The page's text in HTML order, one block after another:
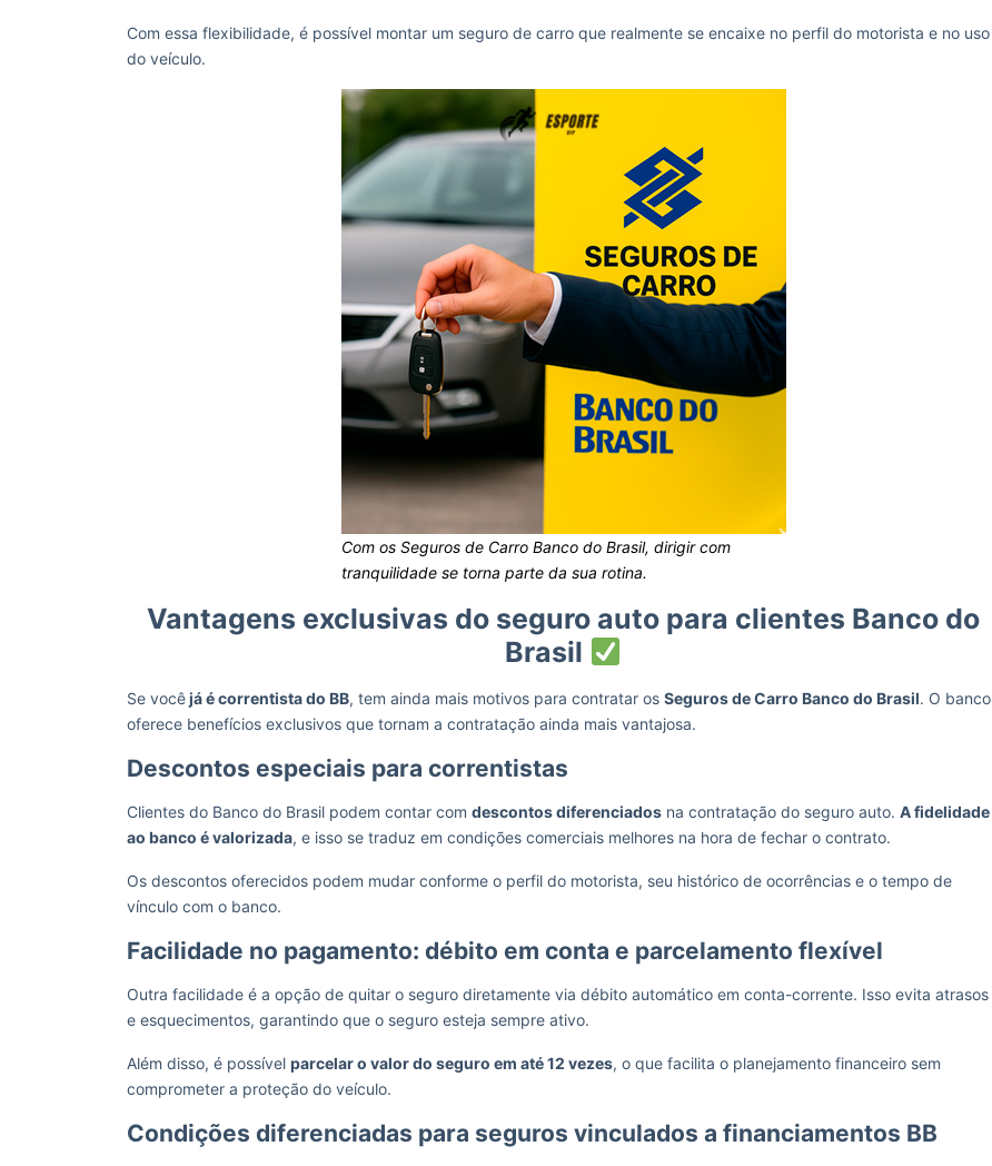
Com essa flexibilidade, é possível montar um seguro de carro que realmente se encaixe no perfil do motorista e no uso
do veículo.
Com os Seguros de Carro Banco do Brasil, dirigir com
tranquilidade se torna parte da sua rotina.
Vantagens exclusivas do seguro auto para clientes Banco do
Brasil
Se vocêjá é correntista do BB, tem ainda mais motivos para contratar os Seguros de Carro Banco do Brasil. O banco
oferece benefícios exclusivos que tornam a contratação ainda mais vantajosa.
Descontos especiais para correntistas
Clientes do Banco do Brasil podem contar com descontos diferenciados na contratação do seguro auto. A fidelidade
ao banco é valorizada, e isso se traduz em condições comerciais melhores na hora de fechar o contrato.
Os descontos oferecidos podem mudar conforme o perfil do motorista, seu histórico de ocorrências e o tempo de
vínculo com o banco.
Facilidade no pagamento: débito em conta e parcelamento flexível
Outra facilidade é a opção de quitar o seguro diretamente via débito automático em conta-corrente. Isso evita atrasos
e esquecimentos, garantindo que o seguro esteja sempre ativo.
Além disso, é possível parcelar o valor do seguro em até 12 vezes, o que facilita o planejamento financeiro sem
comprometer a proteção do veículo.
Condições diferenciadas para seguros vinculados a financiamentos BB